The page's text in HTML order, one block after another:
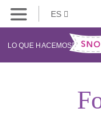
ES
LO QUE HACEMOS